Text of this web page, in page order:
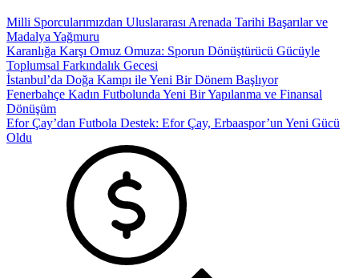
Milli Sporcularımızdan Uluslararası Arenada Tarihi Başarılar ve
Madalya Yağmuru
Karanlığa Karşı Omuz Omuza: Sporun Dönüştürücü Gücüyle
Toplumsal Farkındalık Gecesi
İstanbul’da Doğa Kampı ile Yeni Bir Dönem Başlıyor
Fenerbahçe Kadın Futbolunda Yeni Bir Yapılanma ve Finansal
Dönüşüm
Efor Çay’dan Futbola Destek: Efor Çay, Erbaaspor’un Yeni Gücü
Oldu